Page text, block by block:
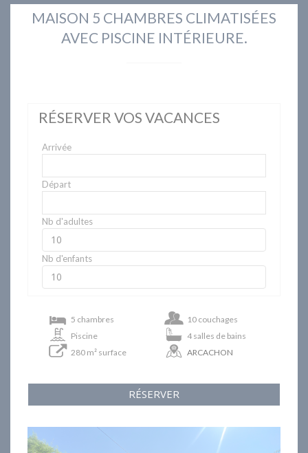
MAISON 5 CHAMBRES CLIMATISÉES
AVEC PISCINE INTÉRIEURE.
RÉSERVER VOS VACANCES
Arrivée
Départ
Nb d'adultes
Nb d'enfants
5 chambres
10 couchages
Piscine
4 salles de bains
280 m² surface
ARCACHON
RÉSERVER